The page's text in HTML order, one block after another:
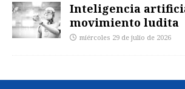
Inteligencia
movimiento ludita
miércoles 29 de julio de 2026